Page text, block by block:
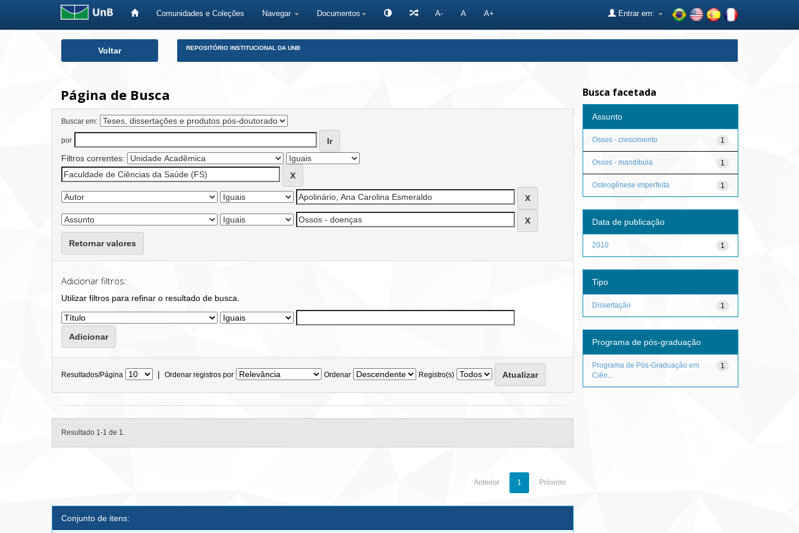
Comunidades e Coleções Navegar Documentos A- A A+ Entrar em:
Voltar REPOSITÓRIO INSTITUCIONAL DA UNB
Página de Busca
Buscar em:
por
Filtros correntes:
Retornar valores
Adicionar filtros:
Utilizar filtros para refinar o resultado de busca.
Resultados/Página | Ordenar registros por Ordenar Registro(s)
Resultado 1-1 de 1.
Anterior 1 Próximo
Conjunto de itens:
Busca facetada
Assunto
1
Ossos - crescimento
1
Ossos - mandíbula
1
Osteogênese imperfeita
Data de publicação
1
2010
Tipo
1
Dissertação
Programa de pós-graduação
1
Programa de Pós-Graduação em
Ciên...